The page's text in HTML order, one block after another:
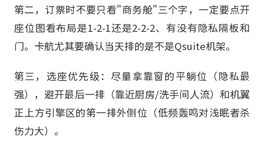
第二，订票时不要只看"商务舱"三个字，一定要点开
座位图看布局是1-2-1还是2-2-2、有没有隐私隔板和
门。卡航尤其要确认当天排的是不是Qsuite机架。
第三，选座优先级：尽量拿靠窗的平躺位（隐私最
强），避开最后一排（靠近厨房/洗手间人流）和机翼
正上方引擎区的第一排外侧位（低频轰鸣对浅眠者杀
伤力大）。